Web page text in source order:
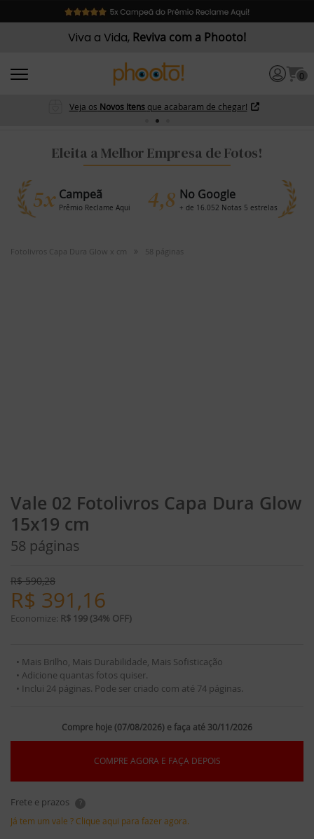
Viva a Vida, Reviva com a Phooto!
0
Veja os Novos Itens que acabaram de chegar!
Eleita a Melhor Empresa de Fotos!
5x Campeã
Prêmio Reclame Aqui 4,8 No Google
+ de 16.052 Notas 5 estrelas
Fotolivros Capa Dura Glow x cm 58 páginas
Vale 02 Fotolivros Capa Dura Glow
15x19 cm
58 páginas
R$590,28
R$ 391,16
Economize: R$ 199 (34% OFF)
• Mais Brilho, Mais Durabilidade, Mais Sofisticação
• Adicione quantas fotos quiser.
• Inclui 24 páginas. Pode ser criado com até 74 páginas.
Compre hoje (07/08/2026) e faça até 30/11/2026
COMPRE AGORA E FAÇA DEPOIS
Frete e prazos ?
Já tem um vale ? Clique aqui para fazer agora.